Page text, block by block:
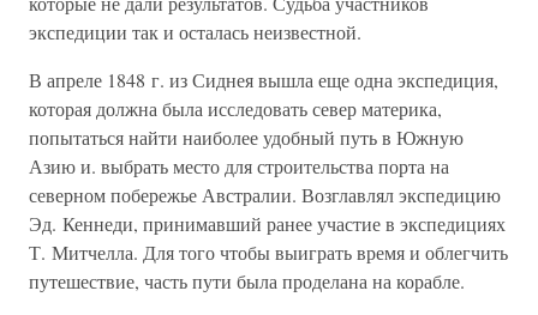
экспедиции так и осталась неизвестной.
В апреле 1848 г. из Сиднея вышла еще одна экспедиция,
которая должна была исследовать север материка,
попытаться найти наиболее удобный путь в Южную
Азию и. выбрать место для строительства порта на
северном побережье Австралии. Возглавлял экспедицию
Эд. Кеннеди, принимавший ранее участие в экспедициях
Т. Митчелла. Для того чтобы выиграть время и облегчить
путешествие, часть пути была проделана на корабле.